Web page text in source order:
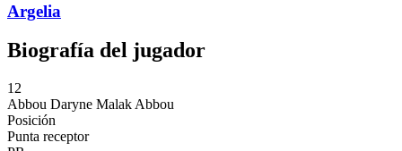
Argelia
Biografía del jugador
12
Abbou Daryne Malak Abbou
Posición
Punta receptor